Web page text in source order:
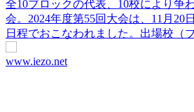
全10ブロックの代表、10校により争
会。2024年度第55回大会は、11月20
日程でおこなわれました。出場校（
www.iezo.net